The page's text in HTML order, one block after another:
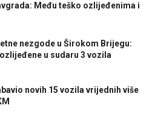
Među teško ozlijeđenima i
nezgode u Širokom Brijegu:
u sudaru 3 vozila
novih 15 vozila vrijednih više